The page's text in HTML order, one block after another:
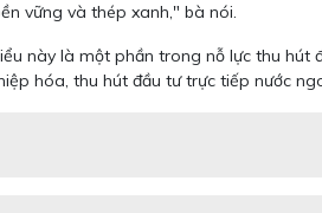
vững và thép xanh," bà nói.
này là một phần trong nỗ lực thu hút
hóa, thu hút đầu tư trực tiếp nước